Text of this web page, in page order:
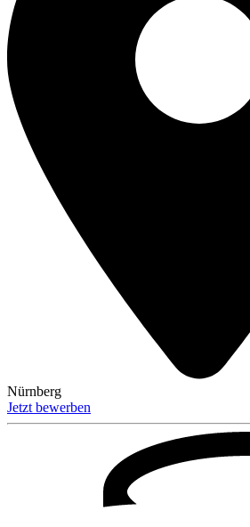
Nürnberg
Jetzt bewerben